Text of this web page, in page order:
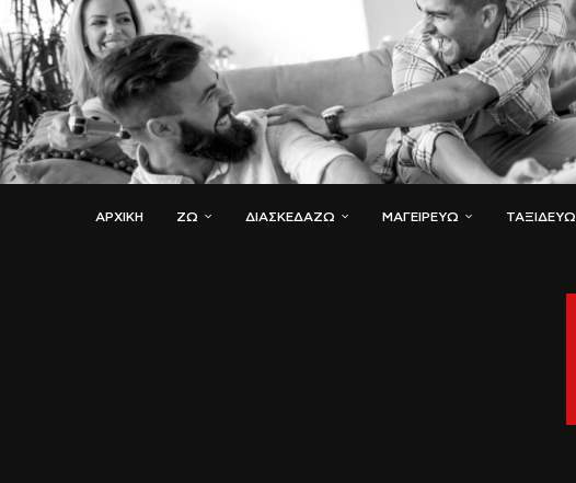
ΑΡΧΙΚΗ ΖΏ ΔΙΑΣΚΕΔΆΖΩ ΜΑΓΕΙΡΕΎΩ ΤΑΞΙΔΕΎΩ